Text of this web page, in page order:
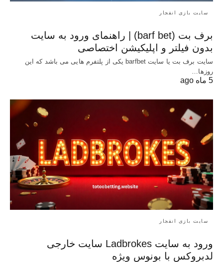
سایت بازی انفجار
برف بت (barf bet) | راهنمای ورود به سایت
بدون فیلتر و اپلیکیشن اختصاصی
سایت برف بت یا سایت barfbet یکی از پلتفرم‌ هایی می باشد که این
روزها…
5 ماه ago
سایت بازی انفجار
ورود به سایت Ladbrokes سایت خارجی
لدبروکس با بونوس ویژه